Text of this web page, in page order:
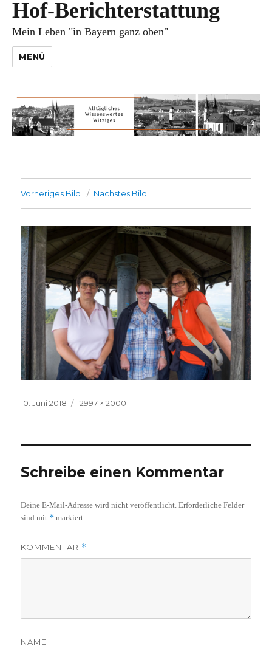
Hof-Berichterstattung
Mein Leben "in Bayern ganz oben"
MENÜ
Vorheriges Bild Nächstes Bild
Veröffentlicht
10. Juni 2018
Volle
2997 × 2000
Schreibe einen Kommentar
Deine E-Mail-Adresse wird nicht veröffentlicht. Erforderliche Felder
sind mit * markiert
KOMMENTAR *
NAME